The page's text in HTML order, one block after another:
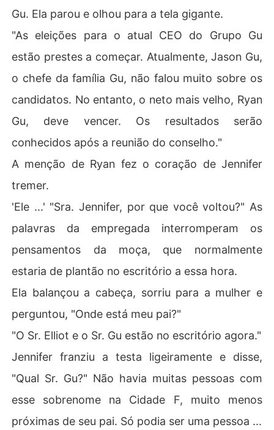
Gu. Ela parou e olhou para a tela gigante.
"As eleições para o atual CEO do Grupo Gu
estão prestes a começar. Atualmente, Jason Gu,
o chefe da família Gu, não falou muito sobre os
candidatos. No entanto, o neto mais velho, Ryan
Gu, deve vencer. Os resultados serão
conhecidos após a reunião do conselho."
A menção de Ryan fez o coração de Jennifer
tremer.
'Ele ...' "Sra. Jennifer, por que você voltou?" As
palavras da empregada interromperam os
pensamentos da moça, que normalmente
estaria de plantão no escritório a essa hora.
Ela balançou a cabeça, sorriu para a mulher e
perguntou, "Onde está meu pai?"
"O Sr. Elliot e o Sr. Gu estão no escritório agora."
Jennifer franziu a testa ligeiramente e disse,
"Qual Sr. Gu?" Não havia muitas pessoas com
esse sobrenome na Cidade F, muito menos
próximas de seu pai. Só podia ser uma pessoa ...